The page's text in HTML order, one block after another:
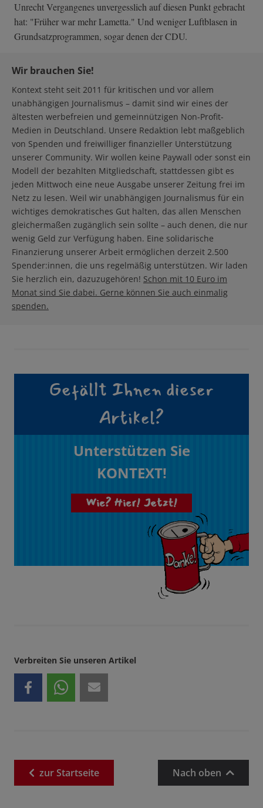
Unrecht Vergangenes unvergesslich auf diesen Punkt gebracht
hat: "Früher war mehr Lametta." Und weniger Luftblasen in
Grundsatzprogrammen, sogar denen der CDU.
Wir brauchen Sie!
Kontext steht seit 2011 für kritischen und vor allem
unabhängigen Journalismus – damit sind wir eines der
ältesten werbefreien und gemeinnützigen Non-Profit-
Medien in Deutschland. Unsere Redaktion lebt maßgeblich
von Spenden und freiwilliger finanzieller Unterstützung
unserer Community. Wir wollen keine Paywall oder sonst ein
Modell der bezahlten Mitgliedschaft, stattdessen gibt es
jeden Mittwoch eine neue Ausgabe unserer Zeitung frei im
Netz zu lesen. Weil wir unabhängigen Journalismus für ein
wichtiges demokratisches Gut halten, das allen Menschen
gleichermaßen zugänglich sein sollte – auch denen, die nur
wenig Geld zur Verfügung haben. Eine solidarische
Finanzierung unserer Arbeit ermöglichen derzeit 2.500
Spender:innen, die uns regelmäßig unterstützen. Wir laden
Sie herzlich ein, dazuzugehören! Schon mit 10 Euro im
Monat sind Sie dabei. Gerne können Sie auch einmalig
spenden.
Gefällt Ihnen dieser
Artikel?
Unterstützen Sie
KONTEXT!
Wie? Hier! Jetzt!
Verbreiten Sie unseren Artikel
zurStartseite Nach oben